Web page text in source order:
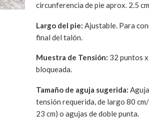
circunferencia de pie aprox. 2.5
Largo del pie: Ajustable. Para
final del talón.
Muestra de Tensión: 32 puntos
bloqueada.
Tamaño de aguja sugerida:
tensión requerida, de largo 80
23 cm) o agujas de doble punta.